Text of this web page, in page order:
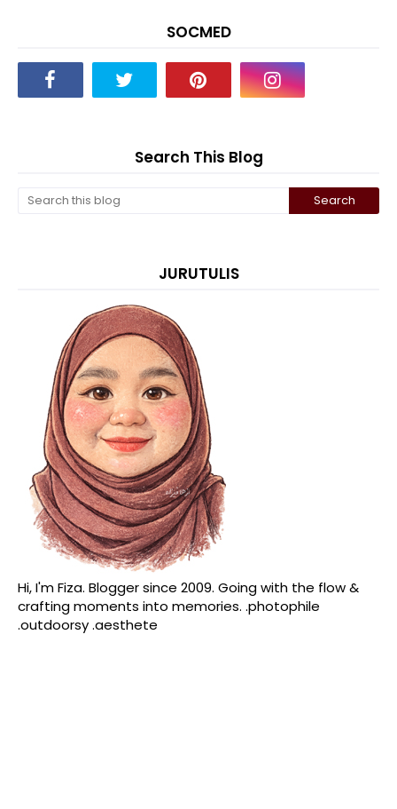
SOCMED
Search This Blog
JURUTULIS
Hi, I'm Fiza. Blogger since 2009. Going with the flow &
crafting moments into memories. .photophile
.outdoorsy .aesthete